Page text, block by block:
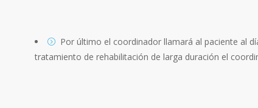
Por último el coordinador llamará al paciente al
tratamiento de rehabilitación de larga duración el